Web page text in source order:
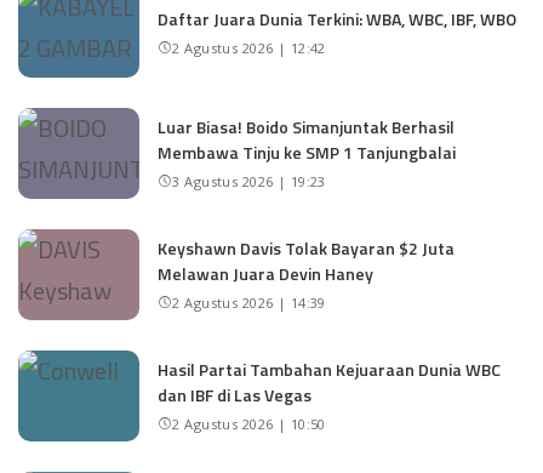
Daftar Juara Dunia Terkini: WBA, WBC, IBF, WBO
2 Agustus 2026 | 12:42
Luar Biasa! Boido Simanjuntak Berhasil
Membawa Tinju ke SMP 1 Tanjungbalai
3 Agustus 2026 | 19:23
Keyshawn Davis Tolak Bayaran $2 Juta
Melawan Juara Devin Haney
2 Agustus 2026 | 14:39
Hasil Partai Tambahan Kejuaraan Dunia WBC
dan IBF di Las Vegas
2 Agustus 2026 | 10:50